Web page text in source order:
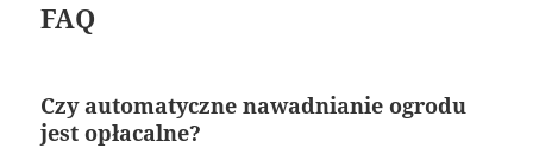
FAQ
Czy automatyczne nawadnianie ogrodu
jest opłacalne?